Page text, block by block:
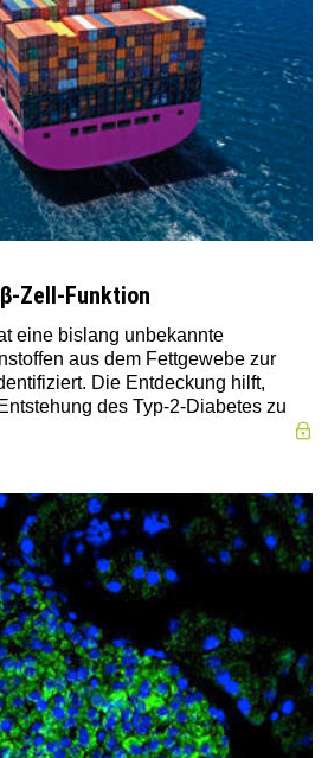
Zell-Funktion
eine bislang unbekannte
aus dem Fettgewebe zur
Die Entdeckung hilft,
des Typ-2-Diabetes zu